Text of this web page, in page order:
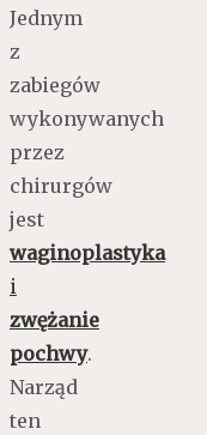
Jednym
z
zabiegów
wykonywanych
przez
chirurgów
jest
waginoplastyka
i
zwężanie
pochwy.
Narząd
ten